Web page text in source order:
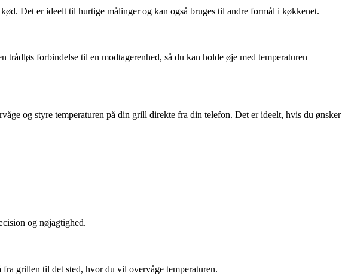
Det er ideelt til hurtige målinger og kan også bruges til andre formål i køkkenet.
forbindelse til en modtagerenhed, så du kan holde øje med temperaturen
og styre temperaturen på din grill direkte fra din telefon. Det er ideelt, hvis du ønsker
og nøjagtighed.
grillen til det sted, hvor du vil overvåge temperaturen.